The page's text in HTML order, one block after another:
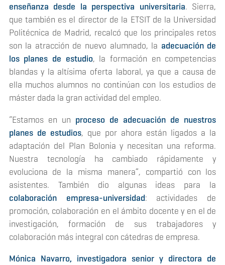
enseñanza desde la perspectiva universitaria. Sierra,
que también es el director de la ETSIT de la Universidad
Politécnica de Madrid, recalcó que los principales retos
son la atracción de nuevo alumnado, la adecuación de
los planes de estudio, la formación en competencias
blandas y la altísima oferta laboral, ya que a causa de
ella muchos alumnos no continúan con los estudios de
máster dada la gran actividad del empleo.
“Estamos en un proceso de adecuación de nuestros
planes de estudios, que por ahora están ligados a la
adaptación del Plan Bolonia y necesitan una reforma.
Nuestra tecnología ha cambiado rápidamente y
evoluciona de la misma manera”, compartió con los
asistentes. También dio algunas ideas para la
colaboración empresa-universidad: actividades de
promoción, colaboración en el ámbito docente y en el de
investigación, formación de sus trabajadores y
colaboración más integral con cátedras de empresa.
Mónica Navarro, investigadora senior y directora de